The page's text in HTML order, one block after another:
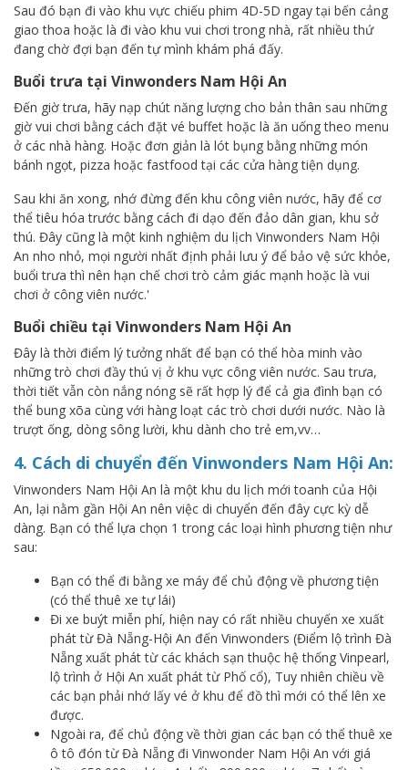
Sau đó bạn đi vào khu vực chiếu phim 4D-5D ngay tại bến cảng
giao thoa hoặc là đi vào khu vui chơi trong nhà, rất nhiều thứ
đang chờ đợi bạn đến tự mình khám phá đấy.
Buổi trưa tại Vinwonders Nam Hội An
Đến giờ trưa, hãy nạp chút năng lượng cho bản thân sau những
giờ vui chơi bằng cách đặt vé buffet hoặc là ăn uống theo menu
ở các nhà hàng. Hoặc đơn giản là lót bụng bằng những món
bánh ngọt, pizza hoặc fastfood tại các cửa hàng tiện dụng.
Sau khi ăn xong, nhớ đừng đến khu công viên nước, hãy để cơ
thể tiêu hóa trước bằng cách đi dạo đến đảo dân gian, khu sở
thú. Đây cũng là một kinh nghiệm du lịch Vinwonders Nam Hội
An nho nhỏ, mọi người nhất định phải lưu ý để bảo vệ sức khỏe,
buổi trưa thì nên hạn chế chơi trò cảm giác mạnh hoặc là vui
chơi ở công viên nước.'
Buổi chiều tại Vinwonders Nam Hội An
Đây là thời điểm lý tưởng nhất để bạn có thể hòa minh vào
những trò chơi đầy thú vị ở khu vực công viên nước. Sau trưa,
thời tiết vẫn còn nắng nóng sẽ rất hợp lý để cả gia đình bạn có
thể bung xõa cùng với hàng loạt các trò chơi dưới nước. Nào là
trượt ống, dòng sông lười, khu dành cho trẻ em,vv…
4. Cách di chuyển đến Vinwonders Nam Hội An:
Vinwonders Nam Hội An là một khu du lịch mới toanh của Hội
An, lại nằm gần Hội An nên việc di chuyển đến đây cực kỳ dễ
dàng. Bạn có thể lựa chọn 1 trong các loại hình phương tiện như
sau:
Bạn có thể đi bằng xe máy để chủ động về phương tiện
(có thể thuê xe tự lái)
Đi xe buýt miễn phí, hiện nay có rất nhiều chuyến xe xuất
phát từ Đà Nẵng-Hội An đến Vinwonders (Điểm lộ trình Đà
Nẵng xuất phát từ các khách sạn thuộc hệ thống Vinpearl,
lộ trình ở Hội An xuất phát từ Phố cổ), Tuy nhiên chiều về
các bạn phải nhớ lấy vé ở khu để đồ thì mới có thể lên xe
được.
Ngoài ra, để chủ động về thời gian các bạn có thể thuê xe
ô tô đón từ Đà Nẵng đi Vinwonder Nam Hội An với giá